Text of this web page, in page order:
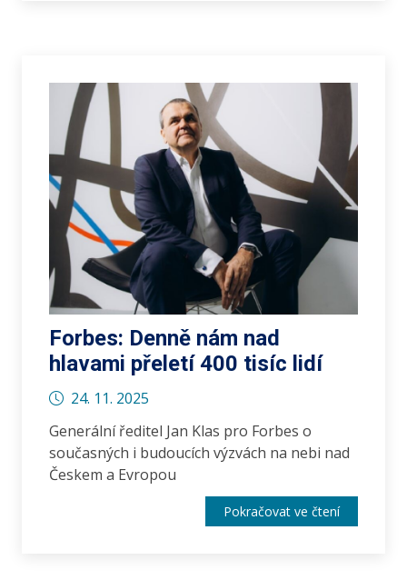
Forbes: Denně nám nad
hlavami přeletí 400 tisíc lidí
24. 11. 2025
Generální ředitel Jan Klas pro Forbes o
současných i budoucích výzvách na nebi nad
Českem a Evropou
Pokračovat ve čtení